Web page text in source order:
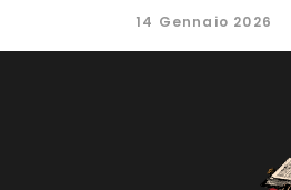
14 Gennaio 2026